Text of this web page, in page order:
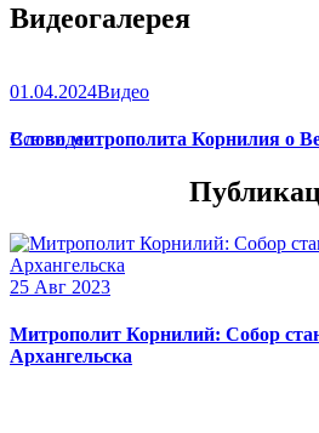
Видеогалерея
01.04.2024Видео
Слово митрополита Корнилия о
Все видео
25 Авг 2023
Митрополит Корнилий: Собор
Архангельска